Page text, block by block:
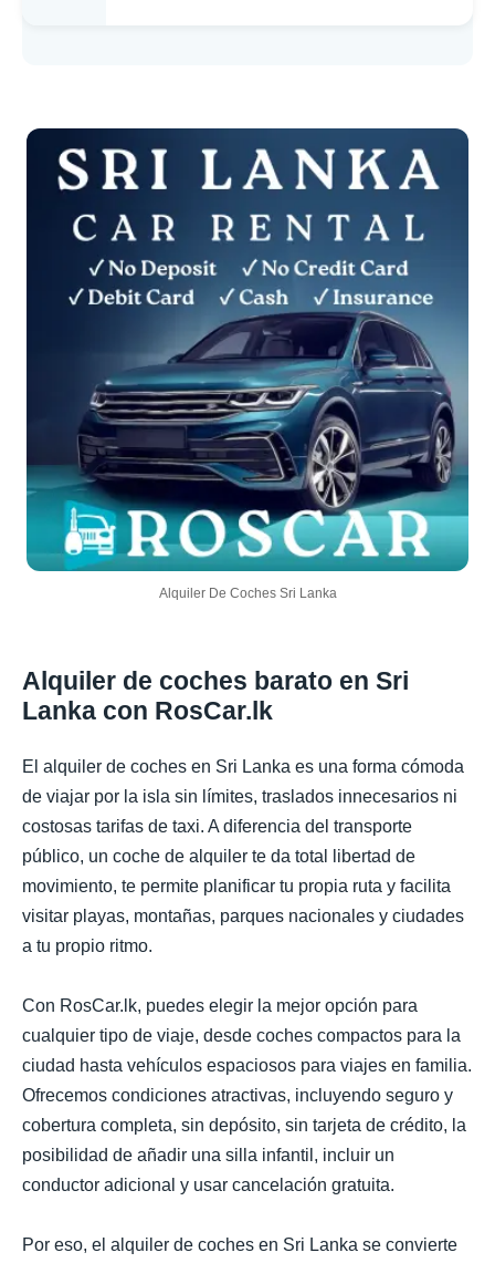
Alquiler De Coches Sri Lanka
Alquiler de coches barato en Sri
Lanka con RosCar.lk
El alquiler de coches en Sri Lanka es una forma cómoda
de viajar por la isla sin límites, traslados innecesarios ni
costosas tarifas de taxi. A diferencia del transporte
público, un coche de alquiler te da total libertad de
movimiento, te permite planificar tu propia ruta y facilita
visitar playas, montañas, parques nacionales y ciudades
a tu propio ritmo.
Con RosCar.lk, puedes elegir la mejor opción para
cualquier tipo de viaje, desde coches compactos para la
ciudad hasta vehículos espaciosos para viajes en familia.
Ofrecemos condiciones atractivas, incluyendo seguro y
cobertura completa, sin depósito, sin tarjeta de crédito, la
posibilidad de añadir una silla infantil, incluir un
conductor adicional y usar cancelación gratuita.
Por eso, el alquiler de coches en Sri Lanka se convierte